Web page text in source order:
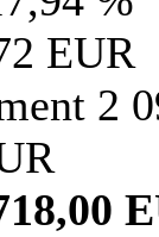
EUR
2